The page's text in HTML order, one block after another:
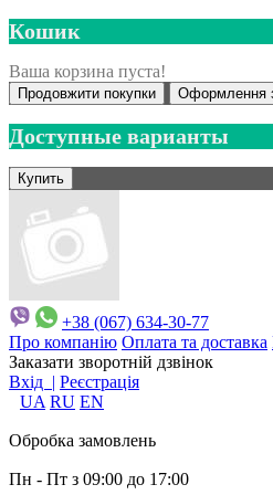
Кошик
Ваша корзина пуста!
Продовжити покупки Оформлення
Доступные варианты
+38 (067) 634-30-77
Про компанію Оплата та доставка
Заказати зворотній дзвінок
Вхід | Реєстрація
UA RU EN
Обробка замовлень
Пн - Пт з 09:00 до 17:00